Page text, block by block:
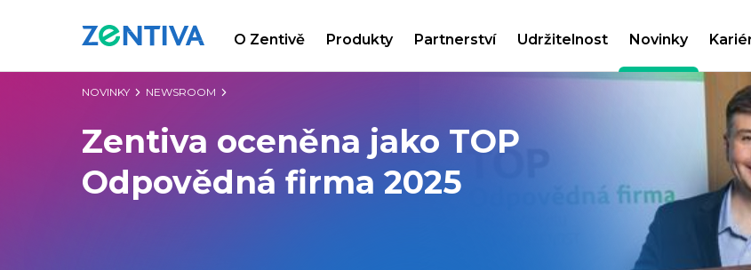
O Zentivě Produkty Partnerství Udržitelnost Novinky
NOVINKY NEWSROOM
Zentiva oceněna jako TOP
Odpovědná firma 2025